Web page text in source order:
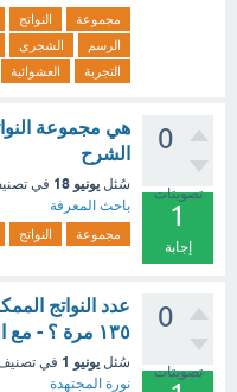
مجموعة النواتج
الرسم
الشجري
التجربة
العشوائية
0
تصويتات
1
إجابة
هي مجموعة
الشرح
سُئل يونيو 18 في
باحث المعرفة
مجموعة النواتج
0
تصويتات
عدد النواتج
١٣٥ مرة ؟ - مع الشرح
سُئل يونيو 1 في
نورة المجتهدة